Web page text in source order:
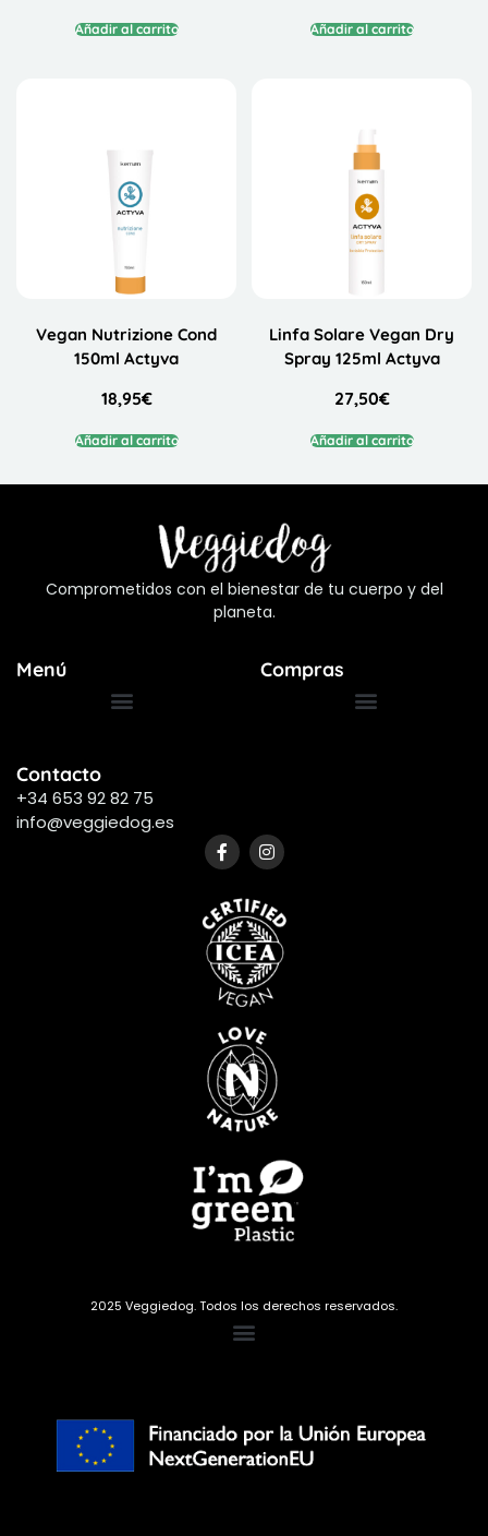
Añadir al carrito Añadir al carrito
Vegan Nutrizione Cond
150ml Actyva
18,95€
Añadir al carrito
Linfa Solare Vegan Dry
Spray 125ml Actyva
27,50€
Añadir al carrito
Comprometidos con el bienestar de tu cuerpo y del
planeta.
Menú Compras
Contacto
+34 653 92 82 75
info@veggiedog.es
2025 Veggiedog. Todos los derechos reservados.